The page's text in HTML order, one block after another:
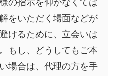
の指示を仰がなくては
をいただく場面などが
けるために、立会いは
もし、どうしてもご本
場合は、代理の方を手